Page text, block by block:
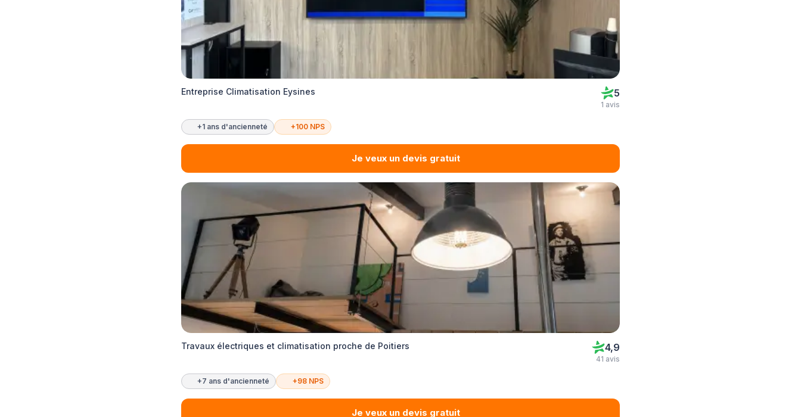
Entreprise Climatisation Eysines 5
1 avis
+1 ans d'ancienneté +100 NPS
Je veux un devis gratuit
Travaux électriques et climatisation proche de Poitiers 4,9
41 avis
+7 ans d'ancienneté +98 NPS
Je veux un devis gratuit